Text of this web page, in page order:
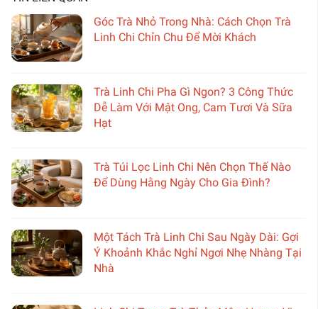
Góc Trà Nhỏ Trong Nhà: Cách Chọn Trà
Linh Chi Chỉn Chu Để Mời Khách
Trà Linh Chi Pha Gì Ngon? 3 Công Thức
Dễ Làm Với Mật Ong, Cam Tươi Và Sữa
Hạt
Trà Túi Lọc Linh Chi Nên Chọn Thế Nào
Để Dùng Hằng Ngày Cho Gia Đình?
Một Tách Trà Linh Chi Sau Ngày Dài: Gợi
Ý Khoảnh Khắc Nghỉ Ngơi Nhẹ Nhàng Tại
Nhà